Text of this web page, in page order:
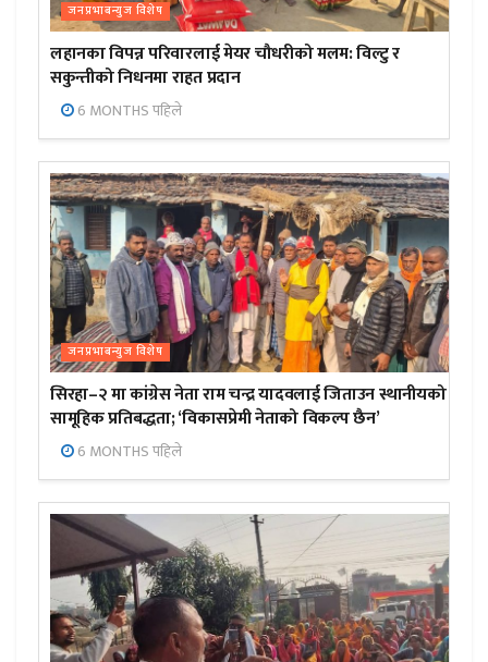
जनप्रभाबन्युज विशेष
लहानका विपन्न परिवारलाई मेयर चौधरीको मलम: विल्टु र
सकुन्तीको निधनमा राहत प्रदान
6 MONTHS पहिले
जनप्रभाबन्युज विशेष
सिरहा–२ मा कांग्रेस नेता राम चन्द्र यादवलाई जिताउन स्थानीयको
सामूहिक प्रतिबद्धता; ‘विकासप्रेमी नेताको विकल्प छैन’
6 MONTHS पहिले